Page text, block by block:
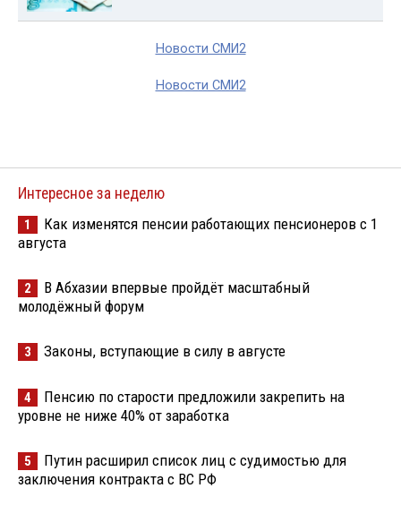
Новости СМИ2
Новости СМИ2
Интересное за неделю
1
Как изменятся пенсии работающих пенсионеров с 1
августа
2
В Абхазии впервые пройдёт масштабный
молодёжный форум
3 Законы, вступающие в силу в августе
4
Пенсию по старости предложили закрепить на
уровне не ниже 40% от заработка
5
Путин расширил список лиц с судимостью для
заключения контракта с ВС РФ